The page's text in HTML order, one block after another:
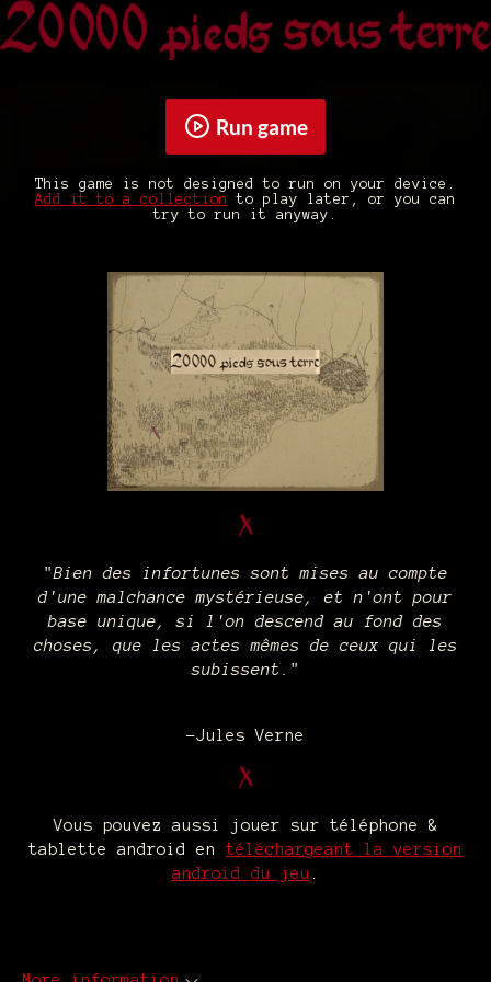
Run game
This game is not designed to run on your device.
Add it to a collection
to play later, or you can
try to run it anyway.
"Bien des infortunes sont mises au compte
d'une malchance mystérieuse, et n'ont pour
base unique, si l'on descend au fond des
choses, que les actes mêmes de ceux qui les
subissent. "
-Jules Verne
Vous pouvez aussi jouer sur téléphone &
tablette android en téléchargeant la version
android du jeu